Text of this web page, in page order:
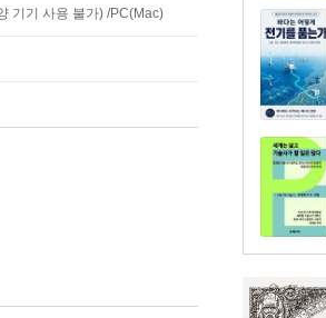
기기 사용 불가) /PC(Mac)